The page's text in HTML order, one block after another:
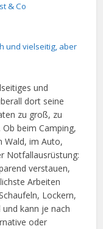
& Co
und vielseitig, aber
und
dort seine
zu groß, zu
beim Camping,
Wald, im Auto,
Notfallausrüstung:
verstauen,
Arbeiten
Lockern,
und kann je nach
oder